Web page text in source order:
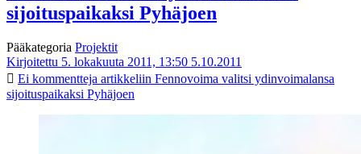
sijoituspaikaksi Pyhäjoen
Pääkategoria Projektit
Kirjoitettu 5. lokakuuta 2011, 13:50 5.10.2011
Ei kommentteja artikkeliin Fennovoima valitsi ydinvoimalansa
sijoituspaikaksi Pyhäjoen